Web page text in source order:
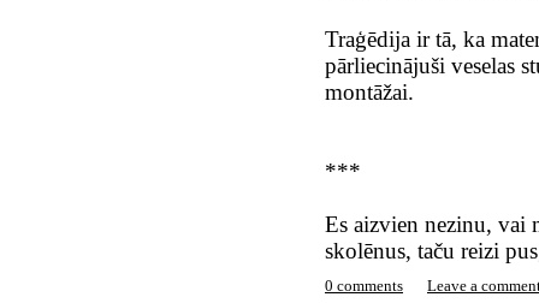
Traģēdija ir tā, ka
pārliecinājuši veselas
montāžai.
***
Es aizvien nezinu, vai
skolēnus, taču reizi
0 comments Leave a